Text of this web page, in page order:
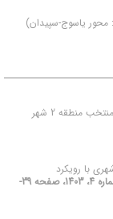
محور یاسوج-سپیدان)
ارزیابی تطبیقی «شرایط کالبدی مسکن» در محله‌های منتخب منطقه 2 شهر
با رویکرد
[دوره 2، شماره 4، 1403، صفحه 39-